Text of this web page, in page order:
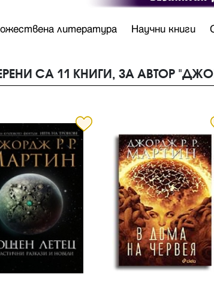
литература Научни книги
СА 11 КНИГИ, ЗА АВТОР